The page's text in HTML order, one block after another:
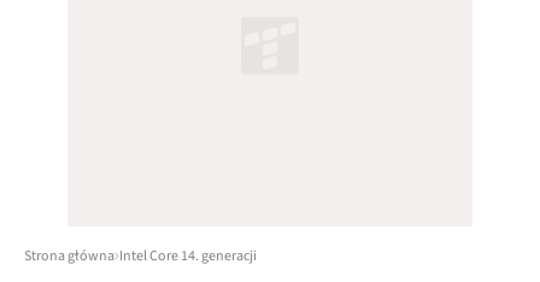
Strona główna Intel Core 14. generacji